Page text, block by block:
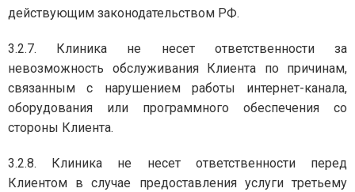
действующим законодательством РФ.
3.2.7. Клиника не несет ответственности за
невозможность обслуживания Клиента по причинам,
связанным с нарушением работы интернет-канала,
оборудования или программного обеспечения со
стороны Клиента.
3.2.8. Клиника не несет ответственности перед
Клиентом в случае предоставления услуги третьему